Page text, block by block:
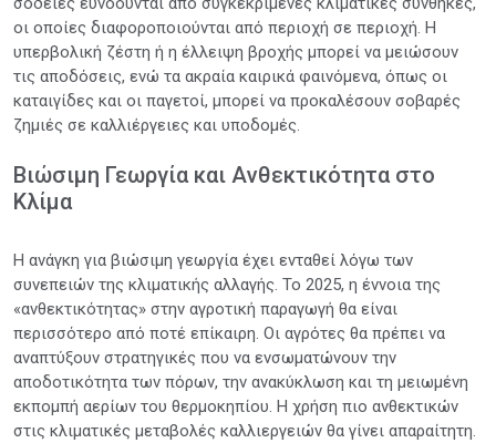
οι οποίες διαφοροποιούνται από περιοχή σε περιοχή. Η
υπερβολική ζέστη ή η έλλειψη βροχής μπορεί να μειώσουν
τις αποδόσεις, ενώ τα ακραία καιρικά φαινόμενα, όπως οι
καταιγίδες και οι παγετοί, μπορεί να προκαλέσουν σοβαρές
ζημιές σε καλλιέργειες και υποδομές.
Βιώσιμη Γεωργία και Ανθεκτικότητα στο
Κλίμα
Η ανάγκη για βιώσιμη γεωργία έχει ενταθεί λόγω των
συνεπειών της κλιματικής αλλαγής. Το 2025, η έννοια της
«ανθεκτικότητας» στην αγροτική παραγωγή θα είναι
περισσότερο από ποτέ επίκαιρη. Οι αγρότες θα πρέπει να
αναπτύξουν στρατηγικές που να ενσωματώνουν την
αποδοτικότητα των πόρων, την ανακύκλωση και τη μειωμένη
εκπομπή αερίων του θερμοκηπίου. Η χρήση πιο ανθεκτικών
στις κλιματικές μεταβολές καλλιεργειών θα γίνει απαραίτητη.